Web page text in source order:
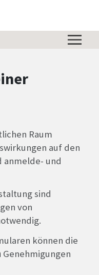
Raum
auf den
anmelde- und
sind
von
können die
Genehmigungen